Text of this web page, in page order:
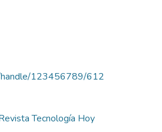
handle/123456789/612
Tecnología Hoy